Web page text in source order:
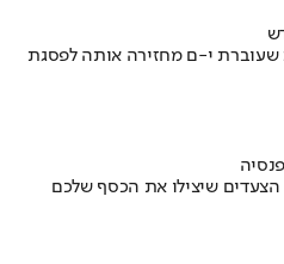
י-ם מחזירה אותה לפסגת
שיצילו את הכסף שלכם